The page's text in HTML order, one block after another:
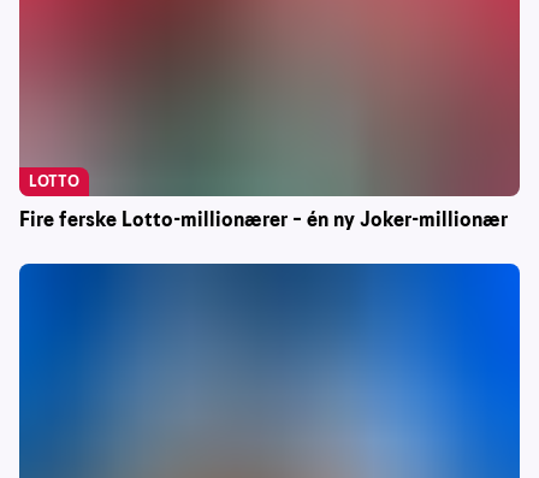
Fire ferske Lotto-millionærer – én ny Joker-millionær
LOTTO